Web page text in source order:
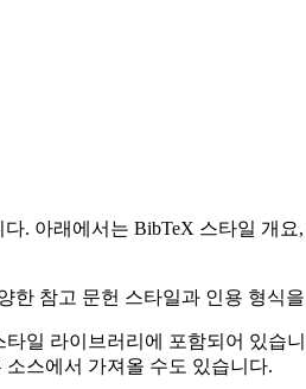
. 아래에서는 BibTeX 스타일 개요,
한 참고 문헌 스타일과 인용 형식
일 라이브러리에 포함되어 있습
소스에서 가져올 수도 있습니다.